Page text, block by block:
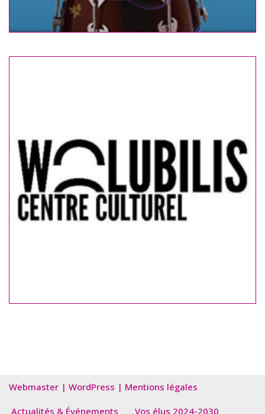
Webmaster | WordPress | Mentions légales
Actualités & Événements Vos élus 2024-2030